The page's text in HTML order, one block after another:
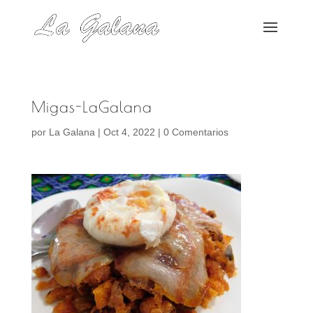
Migas-LaGalana
por La Galana | Oct 4, 2022 | 0 Comentarios